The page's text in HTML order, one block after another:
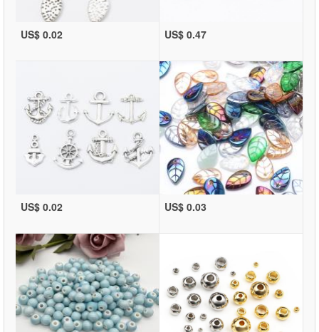
US$ 0.02 US$ 0.47
US$ 0.02 US$ 0.03